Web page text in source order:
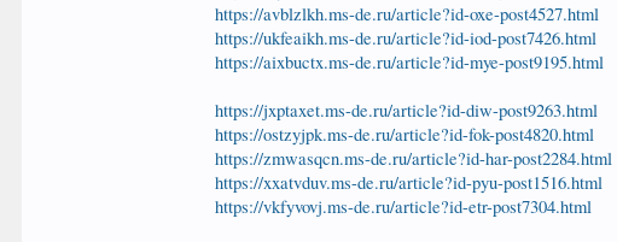
https://avblzlkh.ms-de.ru/article?id-oxe-post4527.html
https://ukfeaikh.ms-de.ru/article?id-iod-post7426.html
https://aixbuctx.ms-de.ru/article?id-mye-post9195.html
https://jxptaxet.ms-de.ru/article?id-diw-post9263.html
https://ostzyjpk.ms-de.ru/article?id-fok-post4820.html
https://zmwasqcn.ms-de.ru/article?id-har-post2284.html
https://xxatvduv.ms-de.ru/article?id-pyu-post1516.html
https://vkfyvovj.ms-de.ru/article?id-etr-post7304.html